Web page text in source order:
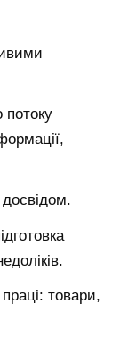
потоку
товари,